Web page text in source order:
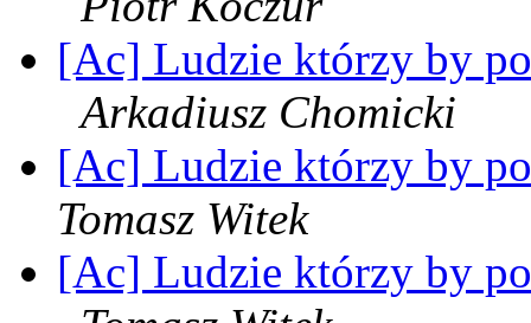
[Ac] Ludzie którzy by
Arkadiusz Chomicki
[Ac] Ludzie którzy by
Tomasz Witek
[Ac] Ludzie którzy by